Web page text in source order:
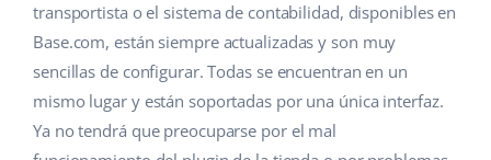
transportista o el sistema de contabilidad, disponibles en
Base.com, están siempre actualizadas y son muy
sencillas de configurar. Todas se encuentran en un
mismo lugar y están soportadas por una única interfaz.
Ya no tendrá que preocuparse por el mal